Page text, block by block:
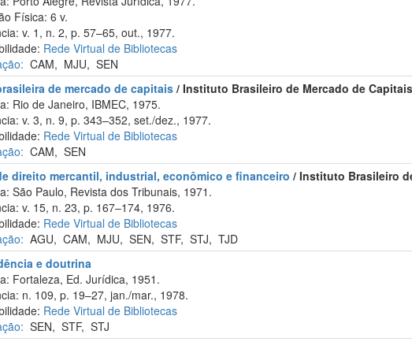
Física: 6 v.
v. 1, n. 2, p. 57–65, out., 1977.
Rede Virtual de Bibliotecas
CAM, MJU,SEN
de mercado de capitais / Instituto Brasileiro de Mercado de
Rio de Janeiro, IBMEC, 1975.
v. 3, n. 9, p. 343–352, set./dez., 1977.
Rede Virtual de Bibliotecas
CAM,SEN
direito mercantil, industrial, econômico e financeiro / Instituto Brasileiro
São Paulo, Revista dos Tribunais, 1971.
v. 15, n. 23, p. 167–174, 1976.
Rede Virtual de Bibliotecas
AGU,CAM, MJU,SEN,STF,STJ,TJD
e doutrina
Fortaleza, Ed. Jurídica, 1951.
n. 109, p. 19–27, jan./mar., 1978.
Rede Virtual de Bibliotecas
SEN,STF,STJ